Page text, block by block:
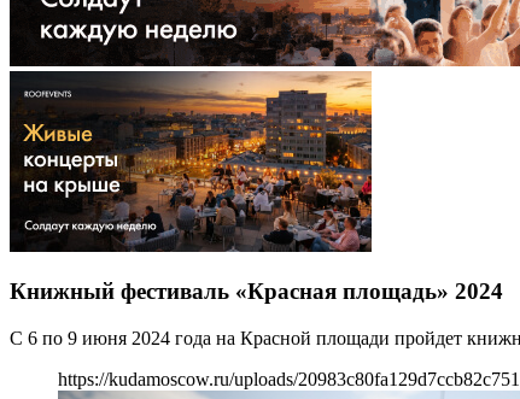
Книжный фестиваль «Красная площадь» 2024
С 6 по 9 июня 2024 года на Красной площади пройдет
https://kudamoscow.ru/uploads/